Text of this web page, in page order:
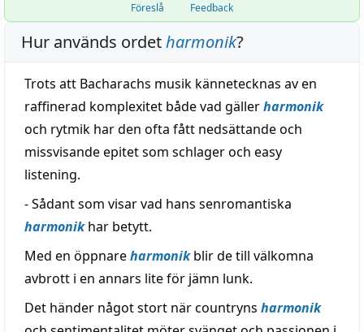
Föreslå Feedback
Hur används ordetharmonik?
Trots att Bacharachs musik kännetecknas av en
raffinerad komplexitet både vad gällerharmonik
och rytmik har den ofta fått nedsättande och
missvisande epitet som schlager och easy
listening.
- Sådant som visar vad hans senromantiska
harmonikhar betytt.
Med en öppnareharmonikblir de till välkomna
avbrott i en annars lite för jämn lunk.
Det händer något stort när countryns harmonik